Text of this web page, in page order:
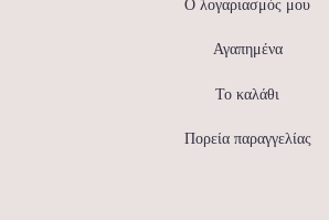
Ο λογαριασμός μου
Αγαπημένα
Το καλάθι
Πορεία παραγγελίας